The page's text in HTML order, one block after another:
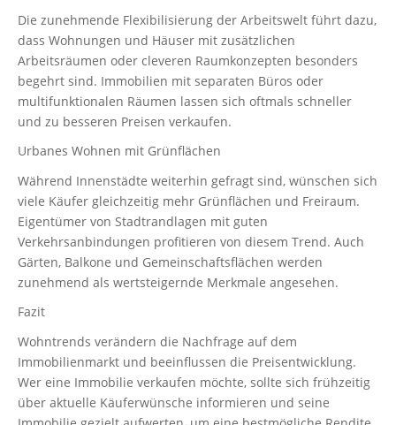
Die zunehmende Flexibilisierung der Arbeitswelt führt dazu,
dass Wohnungen und Häuser mit zusätzlichen
Arbeitsräumen oder cleveren Raumkonzepten besonders
begehrt sind. Immobilien mit separaten Büros oder
multifunktionalen Räumen lassen sich oftmals schneller
und zu besseren Preisen verkaufen.
Urbanes Wohnen mit Grünflächen
Während Innenstädte weiterhin gefragt sind, wünschen sich
viele Käufer gleichzeitig mehr Grünflächen und Freiraum.
Eigentümer von Stadtrandlagen mit guten
Verkehrsanbindungen profitieren von diesem Trend. Auch
Gärten, Balkone und Gemeinschaftsflächen werden
zunehmend als wertsteigernde Merkmale angesehen.
Fazit
Wohntrends verändern die Nachfrage auf dem
Immobilienmarkt und beeinflussen die Preisentwicklung.
Wer eine Immobilie verkaufen möchte, sollte sich frühzeitig
über aktuelle Käuferwünsche informieren und seine